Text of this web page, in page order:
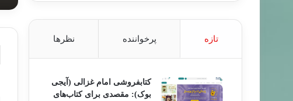
تازه پرخواننده نظرها
کتابفروشی امام غزالی (آیجی
بوک): مقصدی برای کتاب‌های